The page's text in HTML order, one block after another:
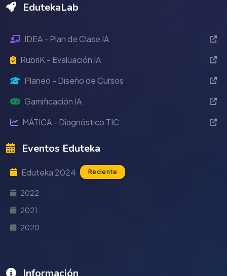
EdutekaLab
IDEA - Plan de Clase IA
RubriK - Evaluación IA
Planeo - Diseño de Cursos
Gamificación IA
MÁTICA - Diagnóstico TIC
Eventos Eduteka
Eduteka 2024 Reciente
2022
2021
2020